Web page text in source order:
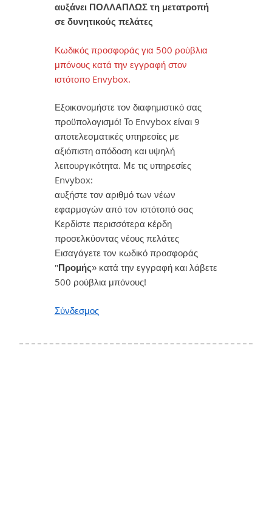
αυξάνει ΠΟΛΛΑΠΛΩΣ τη μετατροπή
σε δυνητικούς πελάτες
Κωδικός προσφοράς για 500 ρούβλια
μπόνους κατά την εγγραφή στον
ιστότοπο Envybox.
Εξοικονομήστε τον διαφημιστικό σας
προϋπολογισμό! Το Envybox είναι 9
αποτελεσματικές υπηρεσίες με
αξιόπιστη απόδοση και υψηλή
λειτουργικότητα. Με τις υπηρεσίες
Envybox:
αυξήστε τον αριθμό των νέων
εφαρμογών από τον ιστότοπό σας
Κερδίστε περισσότερα κέρδη
προσελκύοντας νέους πελάτες
Εισαγάγετε τον κωδικό προσφοράς
"Προμής» κατά την εγγραφή και λάβετε
500 ρούβλια μπόνους!
Σύνδεσμος